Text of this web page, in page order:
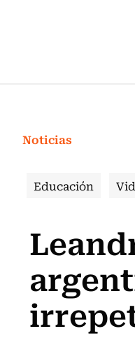
Noticias
Educación